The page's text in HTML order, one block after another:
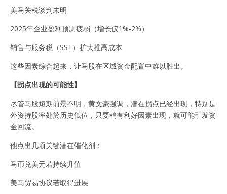
美马关税谈判未明
2025年企业盈利预测疲弱（增长仅1%-2%）
销售与服务税（SST）扩大推高成本
这些因素综合起来，让马股在区域资金配置中难以胜出。
【拐点出现的可能性】
尽管马股短期前景不明，黄文豪强调，潜在拐点已经出现，特别是
外资持股率处於历史低位，只要稍有利好因素出现，就可能引发资
金回流。
他点出几项关键潜在催化剂：
马币兑美元若持续升值
美马贸易协议若取得进展